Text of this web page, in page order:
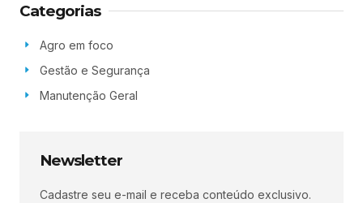
Categorias
Agro em foco
Gestão e Segurança
Manutenção Geral
Newsletter
Cadastre seu e-mail e receba conteúdo exclusivo.